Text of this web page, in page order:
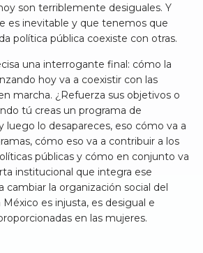
son terriblemente desiguales. Y
es inevitable y que tenemos que
política pública coexiste con otras.
una interrogante final: cómo la
hoy va a coexistir con las
marcha. ¿Refuerza sus objetivos o
tú creas un programa de
luego lo desapareces, eso cómo va a
cómo eso va a contribuir a los
públicas y cómo en conjunto va
institucional que integra ese
cambiar la organización social del
es injusta, es desigual e
en las mujeres.